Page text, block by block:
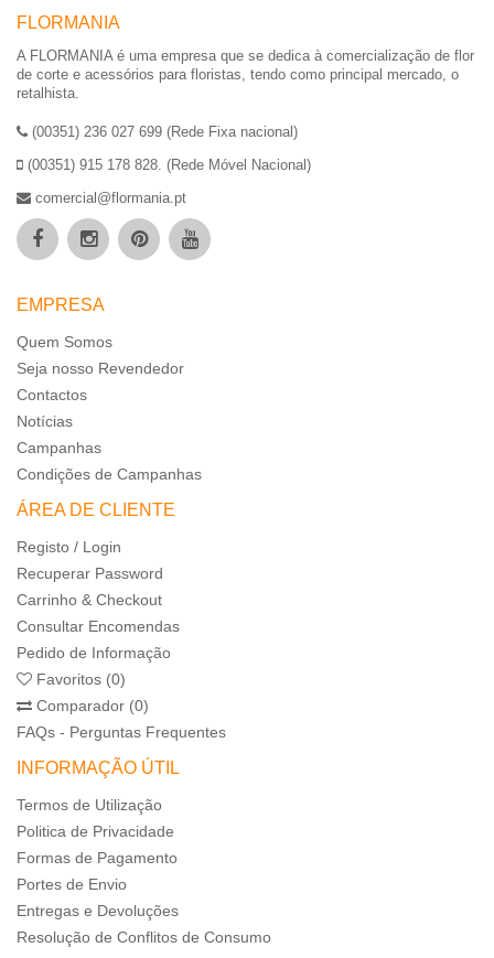
FLORMANIA
A FLORMANIA é uma empresa que se dedica à comercialização de flor
de corte e acessórios para floristas, tendo como principal mercado, o
retalhista.
(00351) 236 027 699 (Rede Fixa nacional)
(00351) 915 178 828. (Rede Móvel Nacional)
comercial@flormania.pt
EMPRESA
Quem Somos
Seja nosso Revendedor
Contactos
Notícias
Campanhas
Condições de Campanhas
ÁREA DE CLIENTE
Registo / Login
Recuperar Password
Carrinho & Checkout
Consultar Encomendas
Pedido de Informação
Favoritos (0)
Comparador (0)
FAQs - Perguntas Frequentes
INFORMAÇÃO ÚTIL
Termos de Utilização
Politica de Privacidade
Formas de Pagamento
Portes de Envio
Entregas e Devoluções
Resolução de Conflitos de Consumo